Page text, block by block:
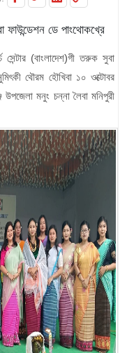
ফাউন্ডেশন ডে পাংথোকখ্রে
সেন্টার (বাংলাদেশ)গী তরুক সুবা
থৌরম হৌখিবা ১০ ওক্টোবর
মনুং চন্না লৈবা মনিপুরী